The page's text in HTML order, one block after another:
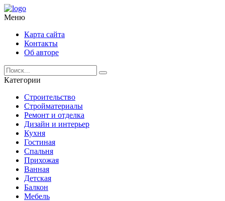
Меню
Карта сайта
Контакты
Об авторе
Категории
Строительство
Стройматериалы
Ремонт и отделка
Дизайн и интерьер
Кухня
Гостиная
Спальня
Прихожая
Ванная
Детская
Балкон
Мебель